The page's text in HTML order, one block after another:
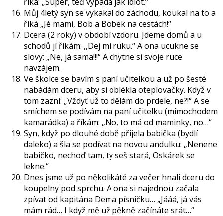
Můj 4letý syn se vykakal do záchodu, koukal na to a
říká „Jé mami, Bob a Bobek na cestách!“
Dcera (2 roky) v období vzdoru. Jdeme domů a u
schodů jí říkám: ,,Dej mi ruku.“ A ona ucukne se
slovy: „Ne, já sama!!!“ A chytne si svoje ruce
navzájem.
Ve školce se bavím s paní učitelkou a už po šesté
nabádám dceru, aby si oblékla oteplovačky. Když v
tom zazní: „Vždyť už to dělám do prdele, ne?!“ A se
smíchem se podívám na paní učitelku (mimochodem
kamarádka) a říkám: „No, to má od maminky, no…“
Syn, když po dlouhé době přijela babička (bydlí
daleko) a šla se podívat na novou andulku: „Nenene
babičko, nechoď tam, ty seš stará, Oskárek se
lekne.“
Dnes jsme už po několikáté za večer hnali dceru do
koupelny pod sprchu. A ona si najednou začala
zpívat od kapitána Dema písničku… „Jááá, já vás
mám rád… I když mě už pěkně začínáte srát…“